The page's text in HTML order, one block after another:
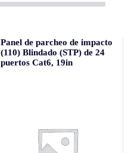
Panel de parcheo de impacto
(110) Blindado (STP) de 24
puertos Cat6, 19in